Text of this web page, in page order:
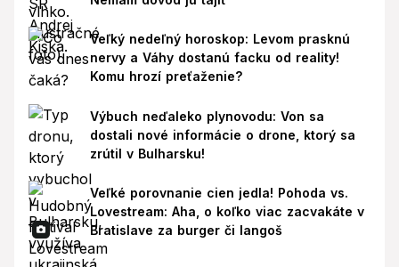
Veľký nedeľný horoskop: Levom prasknú
nervy a Váhy dostanú facku od reality!
Komu hrozí preťaženie?
Výbuch neďaleko plynovodu: Von sa
dostali nové informácie o drone, ktorý sa
zrútil v Bulharsku!
Veľké porovnanie cien jedla! Pohoda vs.
Lovestream: Aha, o koľko viac zacvakáte v
Bratislave za burger či langoš